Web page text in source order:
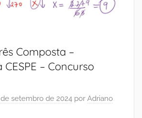
Composta –
– Concurso
de setembro de 2024 por Adriano